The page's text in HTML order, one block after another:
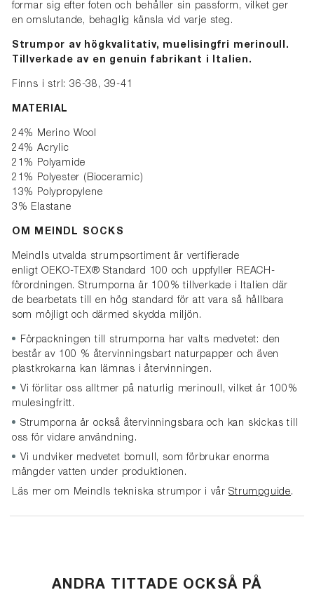
formar sig efter foten och behåller sin passform, vilket ger
en omslutande, behaglig känsla vid varje steg.
Strumpor av högkvalitativ, muelisingfri merinoull.
Tillverkade av en genuin fabrikant i Italien.
Finns i strl: 36-38, 39-41
MATERIAL
24% Merino Wool
24% Acrylic
21% Polyamide
21% Polyester (Bioceramic)
13% Polypropylene
3% Elastane
OM MEINDL SOCKS
Meindls utvalda strumpsortiment är vertifierade
enligtOEKO-TEX® Standard 100 och uppfyller REACH-
förordningen. Strumporna är 100% tillverkade i Italien där
de bearbetats till en hög standard för att vara så hållbara
som möjligt och därmed skydda miljön.
Förpackningen till strumporna har valts medvetet: den
består av 100 % återvinningsbart naturpapper och även
plastkrokarna kan lämnas i återvinningen.
Vi förlitar oss alltmer på naturlig merinoull, vilket är 100%
mulesingfritt.
Strumporna är också återvinningsbara och kan skickas till
oss för vidare användning.
Vi undviker medvetet bomull, som förbrukar enorma
mängder vatten under produktionen.
Läs mer om Meindls tekniska strumpor i vårStrumpguide.
ANDRA TITTADE OCKSÅ PÅ